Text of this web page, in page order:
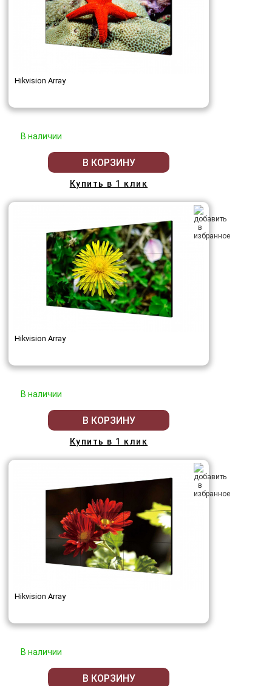
Hikvision Array
В наличии
В КОРЗИНУ
Купить в 1 клик
Hikvision Array
В наличии
В КОРЗИНУ
Купить в 1 клик
Hikvision Array
В наличии
В КОРЗИНУ